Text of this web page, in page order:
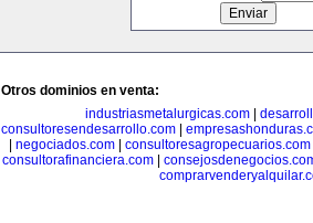
Otros dominios en venta:
industriasmetalurgicas.com|
consultoresendesarrollo.com
negociados.com consultoresagropecuarios.com
consultorafinanciera.com|